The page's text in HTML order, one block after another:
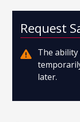
Request
The
later.